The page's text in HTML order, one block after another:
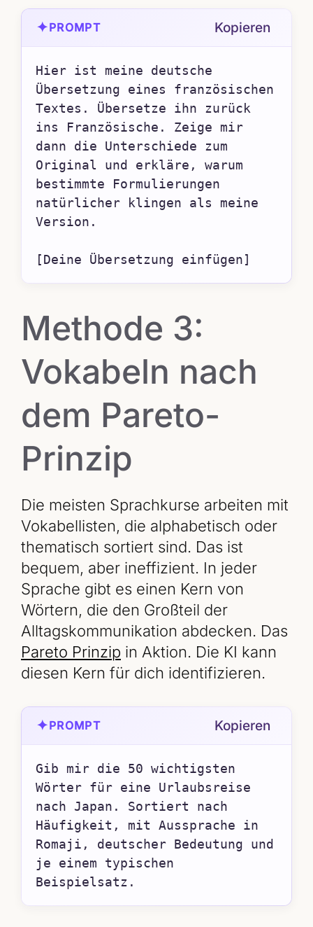
✦ PROMPT Kopieren
Hier ist meine deutsche
Übersetzung eines französischen
Textes. Übersetze ihn zurück
ins Französische. Zeige mir
dann die Unterschiede zum
Original und erkläre, warum
bestimmte Formulierungen
natürlicher klingen als meine
Version.
[Deine Übersetzung einfügen]
Methode 3:
Vokabeln nach
dem Pareto-
Prinzip
Die meisten Sprachkurse arbeiten mit
Vokabellisten, die alphabetisch oder
thematisch sortiert sind. Das ist
bequem, aber ineffizient. In jeder
Sprache gibt es einen Kern von
Wörtern, die den Großteil der
Alltagskommunikation abdecken. Das
Pareto Prinzip in Aktion. Die KI kann
diesen Kern für dich identifizieren.
✦PROMPT Kopieren
Gib mir die 50 wichtigsten
Wörter für eine Urlaubsreise
nach Japan. Sortiert nach
Häufigkeit, mit Aussprache in
Romaji, deutscher Bedeutung und
je einem typischen
Beispielsatz.